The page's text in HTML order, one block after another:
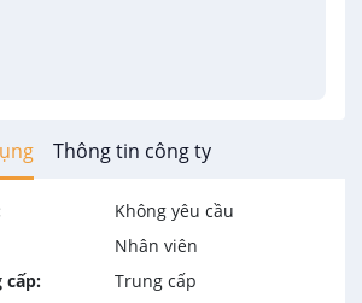
Thông tin công ty
Không yêu cầu
Nhân viên
cấp:
Trung cấp